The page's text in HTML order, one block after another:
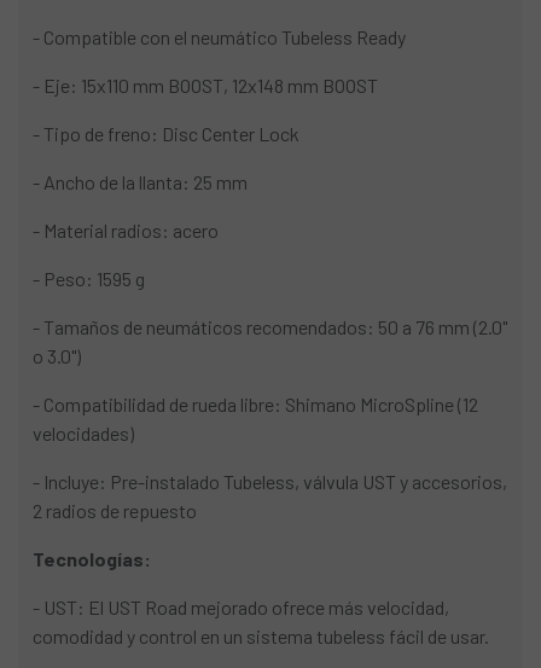
- Compatible con el neumático Tubeless Ready
- Eje: 15x110 mm BOOST, 12x148 mm BOOST
- Tipo de freno: Disc Center Lock
- Ancho de la llanta: 25 mm
- Material radios: acero
- Peso: 1595 g
- Tamaños de neumáticos recomendados: 50 a 76 mm (2.0"
o 3.0")
- Compatibilidad de rueda libre: Shimano MicroSpline (12
velocidades)
- Incluye: Pre-instalado Tubeless, válvula UST y accesorios,
2 radios de repuesto
Tecnologías:
- UST: El UST Road mejorado ofrece más velocidad,
comodidad y control en un sistema tubeless fácil de usar.